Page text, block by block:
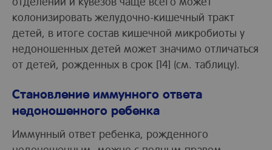
колонизировать желудочно-кишечный тракт
детей, в итоге состав кишечной микробиоты у
недоношенных детей может значимо отличаться
от детей, рожденных в срок [14] (см. таблицу).
Становление иммунного ответа
недоношенного ребенка
Иммунный ответ ребенка, рожденного